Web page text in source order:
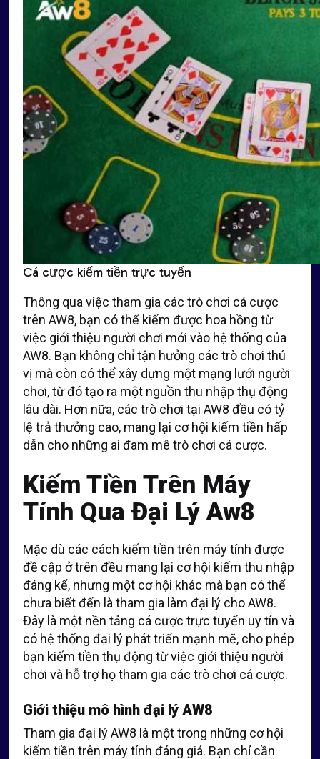
Cá cược kiếm tiền trực tuyến
Thông qua việc tham gia các trò chơi cá cược
trên AW8, bạn có thể kiếm được hoa hồng từ
việc giới thiệu người chơi mới vào hệ thống của
AW8. Bạn không chỉ tận hưởng các trò chơi thú
vị mà còn có thể xây dựng một mạng lưới người
chơi, từ đó tạo ra một nguồn thu nhập thụ động
lâu dài. Hơn nữa, các trò chơi tại AW8 đều có tỷ
lệ trả thưởng cao, mang lại cơ hội kiếm tiền hấp
dẫn cho những ai đam mê trò chơi cá cược.
Kiếm Tiền Trên Máy
Tính Qua Đại Lý Aw8
Mặc dù các cách kiếm tiền trên máy tính được
đề cập ở trên đều mang lại cơ hội kiếm thu nhập
đáng kể, nhưng một cơ hội khác mà bạn có thể
chưa biết đến là tham gia làm đại lý cho AW8.
Đây là một nền tảng cá cược trực tuyến uy tín và
có hệ thống đại lý phát triển mạnh mẽ, cho phép
bạn kiếm tiền thụ động từ việc giới thiệu người
chơi và hỗ trợ họ tham gia các trò chơi cá cược.
Giới thiệu mô hình đại lý AW8
Tham gia đại lý AW8 là một trong những cơ hội
kiếm tiền trên máy tính đáng giá. Bạn chỉ cần